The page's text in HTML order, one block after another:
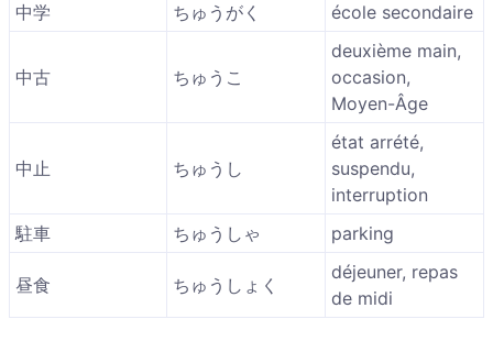
中学
ちゅうがく école secondaire
中古 ちゅうこ
deuxième main,
occasion,
Moyen-Âge
中止 ちゅうし
état arrété,
suspendu,
interruption
駐車
ちゅうしゃ parking
昼食 ちゅうしょく
déjeuner, repas
de midi